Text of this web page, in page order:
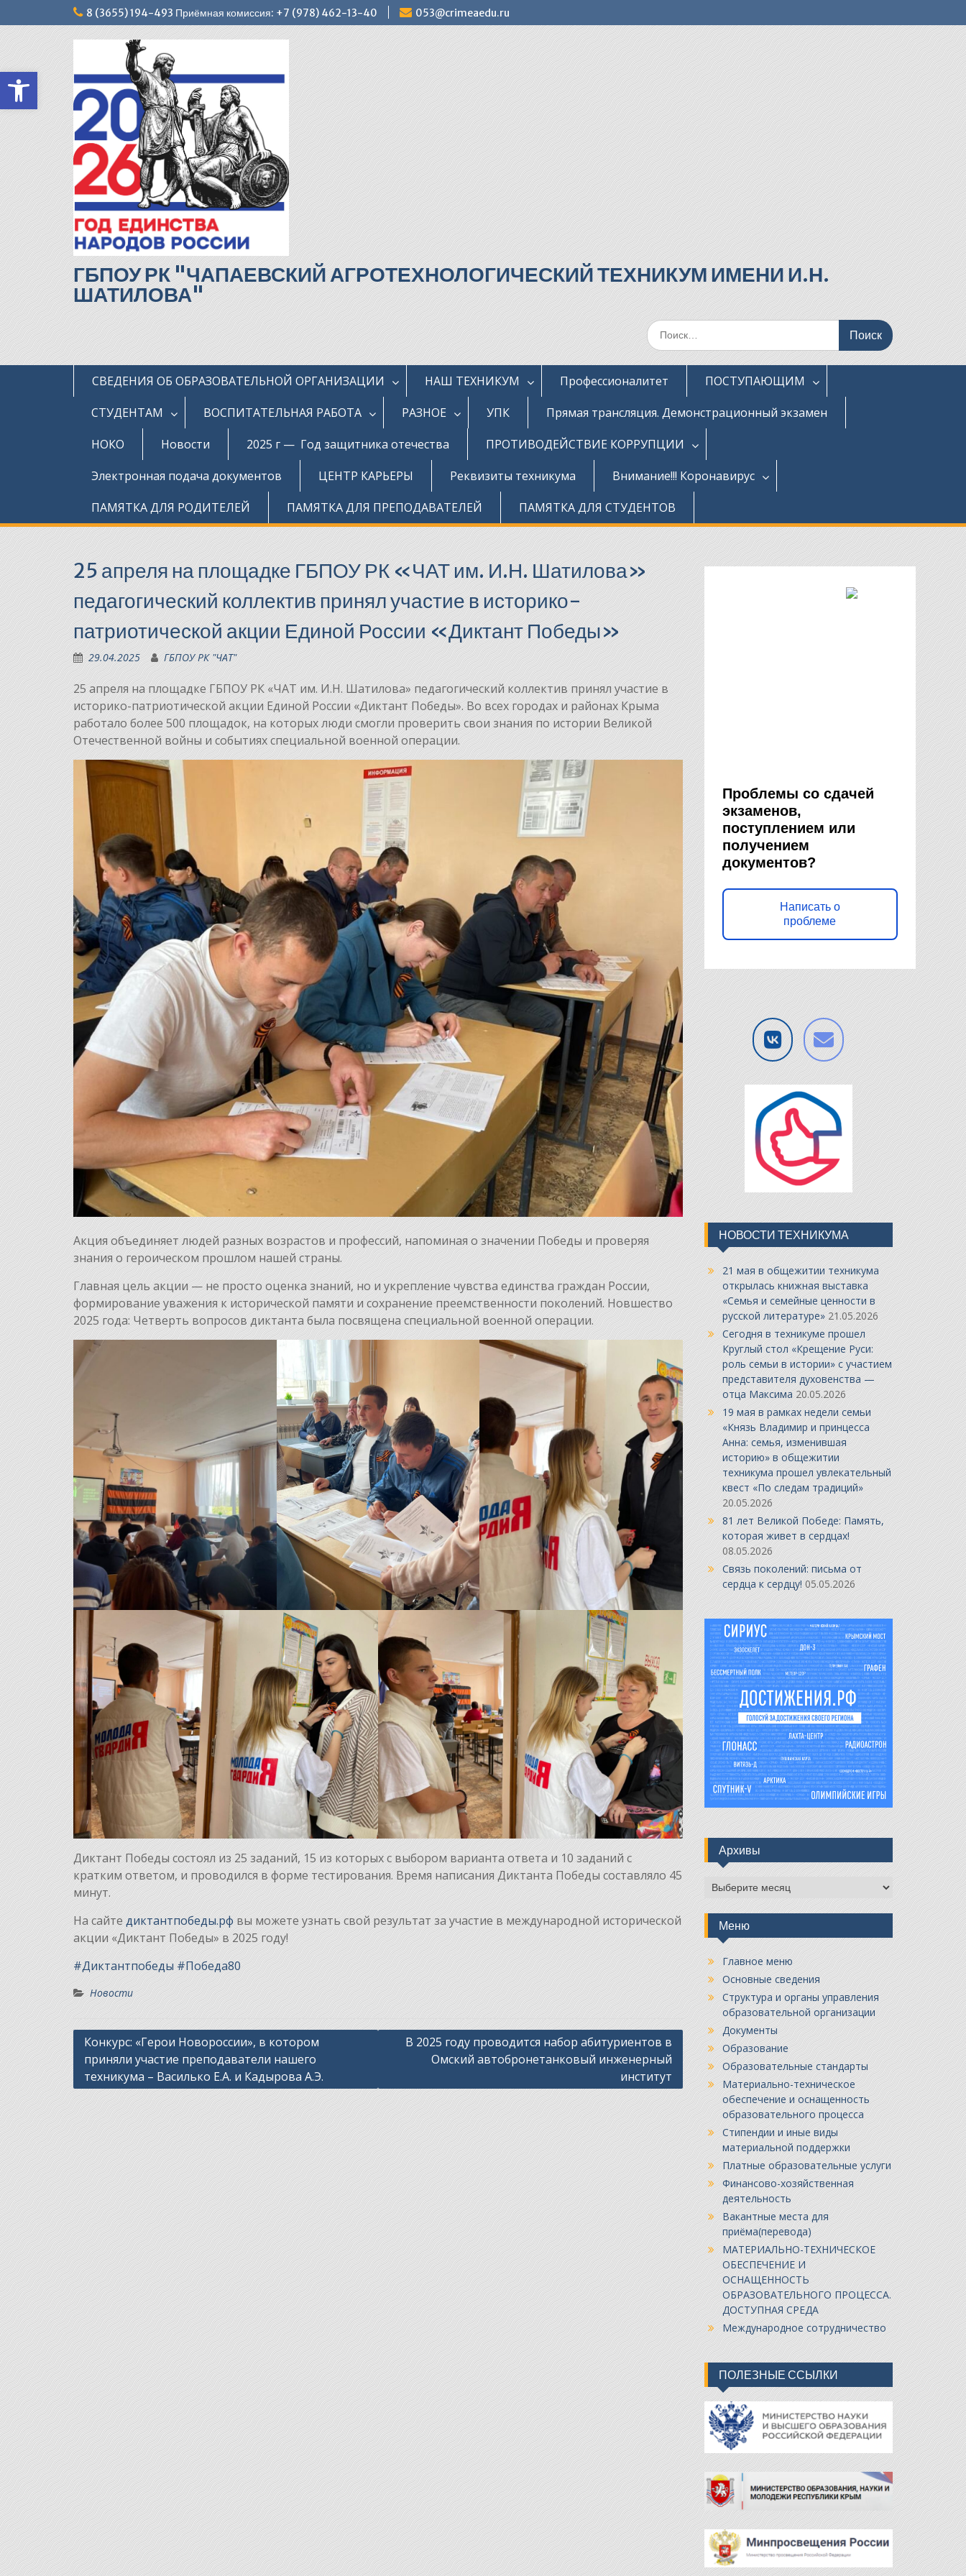
Открыть панель инструментов
к
содержимому
8 (3655) 194-493 Приёмная комиссия: +7 (978) 462-13-40 053@crimeaedu.ru
ГБПОУ РК "ЧАПАЕВСКИЙ АГРОТЕХНОЛОГИЧЕСКИЙ ТЕХНИКУМ ИМЕНИ И.Н.
ШАТИЛОВА"
Поиск
по:
СВЕДЕНИЯ ОБ ОБРАЗОВАТЕЛЬНОЙ ОРГАНИЗАЦИИ НАШ ТЕХНИКУМ Профессионалитет
ПОСТУПАЮЩИМ
СТУДЕНТАМ
ВОСПИТАТЕЛЬНАЯ РАБОТА РАЗНОЕ УПК
Прямая трансляция. Демонстрационный экзамен
НОКО
Новости 2025 г — Год защитника отечества
ПРОТИВОДЕЙСТВИЕ КОРРУПЦИИ
Электронная подача документов
ЦЕНТР КАРЬЕРЫ Реквизиты техникума
Внимание!!! Коронавирус
ПАМЯТКА ДЛЯ РОДИТЕЛЕЙ
ПАМЯТКА ДЛЯ ПРЕПОДАВАТЕЛЕЙ ПАМЯТКА ДЛЯ СТУДЕНТОВ
25 апреля на площадке ГБПОУ РК «ЧАТ им. И.Н. Шатилова»
педагогический коллектив принял участие в историко-
патриотической акции Единой России «Диктант Победы»
29.04.2025 ГБПОУ РК "ЧАТ"
25 апреля на площадке ГБПОУ РК «ЧАТ им. И.Н. Шатилова» педагогический коллектив принял участие в
историко-патриотической акции Единой России «Диктант Победы». Во всех городах и районах Крыма
работало более 500 площадок, на которых люди смогли проверить свои знания по истории Великой
Отечественной войны и событиях специальной военной операции.
Акция объединяет людей разных возрастов и профессий, напоминая о значении Победы и проверяя
знания о героическом прошлом нашей страны.
Главная цель акции — не просто оценка знаний, но и укрепление чувства единства граждан России,
формирование уважения к исторической памяти и сохранение преемственности поколений. Новшество
2025 года: Четверть вопросов диктанта была посвящена специальной военной операции.
Диктант Победы состоял из 25 заданий, 15 из которых с выбором варианта ответа и 10 заданий с
кратким ответом, и проводился в форме тестирования. Время написания Диктанта Победы составляло 45
минут.
На сайте диктантпобеды.рф вы можете узнать свой результат за участие в международной исторической
акции «Диктант Победы» в 2025 году!
#Диктантпобеды #Победа80
Новости
Навигация
по
записям
Конкурс: «Герои Новороссии», в котором
приняли участие преподаватели нашего
техникума – Василько Е.А. и Кадырова А.Э.
В 2025 году проводится набор абитуриентов в
Омский автобронетанковый инженерный
институт
Проблемы со сдачей
экзаменов,
поступлением или
получением
документов?
Написать о
проблеме
НОВОСТИ ТЕХНИКУМА
21 мая в общежитии техникума
открылась книжная выставка
«Семья и семейные ценности в
русской литературе» 21.05.2026
Сегодня в техникуме прошел
Круглый стол «Крещение Руси:
роль семьи в истории» с участием
представителя духовенства —
отца Максима 20.05.2026
19 мая в рамках недели семьи
«Князь Владимир и принцесса
Анна: семья, изменившая
историю» в общежитии
техникума прошел увлекательный
квест «По следам традиций»
20.05.2026
81 лет Великой Победе: Память,
которая живет в сердцах!
08.05.2026
Связь поколений: письма от
сердца к сердцу! 05.05.2026
Архивы
Архивы
Меню
Главное меню
Основные сведения
Структура и органы управления
образовательной организации
Документы
Образование
Образовательные стандарты
Материально-техническое
обеспечение и оснащенность
образовательного процесса
Стипендии и иные виды
материальной поддержки
Платные образовательные услуги
Финансово-хозяйственная
деятельность
Вакантные места для
приёма(перевода)
МАТЕРИАЛЬНО-ТЕХНИЧЕСКОЕ
ОБЕСПЕЧЕНИЕ И
ОСНАЩЕННОСТЬ
ОБРАЗОВАТЕЛЬНОГО ПРОЦЕССА.
ДОСТУПНАЯ СРЕДА
Международное сотрудничество
ПОЛЕЗНЫЕ ССЫЛКИ